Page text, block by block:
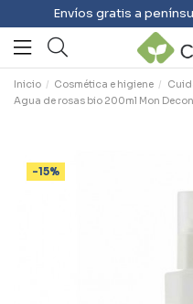
Envíos gratis a
Inicio Cosmética e higiene
Agua de rosas bio 200ml Mon
-15%